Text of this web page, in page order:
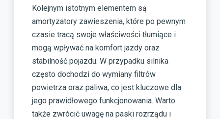
Kolejnym istotnym elementem są
amortyzatory zawieszenia, które po pewnym
czasie tracą swoje właściwości tłumiące i
mogą wpływać na komfort jazdy oraz
stabilność pojazdu. W przypadku silnika
często dochodzi do wymiany filtrów
powietrza oraz paliwa, co jest kluczowe dla
jego prawidłowego funkcjonowania. Warto
także zwrócić uwagę na paski rozrządu i